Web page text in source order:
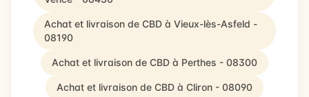
Achat et livraison de CBD à Vieux-lès-Asfeld -
08190
Achat et livraison de CBD à Perthes - 08300
Achat et livraison de CBD à Cliron - 08090